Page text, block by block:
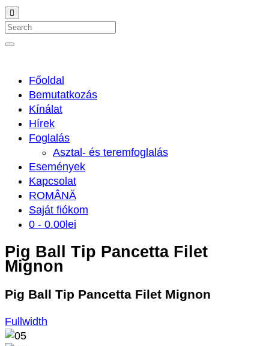
Search
Főoldal
Bemutatkozás
Kínálat
Hírek
Foglalás
Asztal- és teremfoglalás
Események
Kapcsolat
ROMÂNĂ
Saját fiókom
0 - 0.00 lei
Pig Ball Tip Pancetta Filet
Mignon
Pig Ball Tip Pancetta Filet Mignon
Fullwidth